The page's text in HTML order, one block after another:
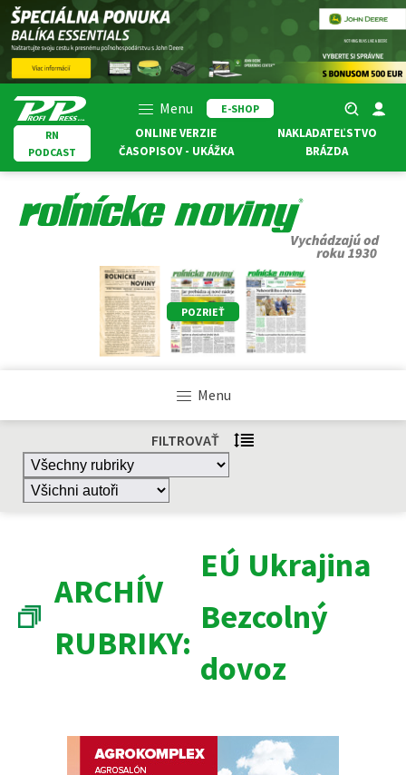
Menu
E-SHOP
RN
PODCAST
ONLINE VERZIE
ČASOPISOV - UKÁŽKA
NAKLADATEĽSTVO
BRÁZDA
POZRIEŤ
Menu
FILTROVAŤ
ARCHÍV
RUBRIKY:
EÚ Ukrajina
Bezcolný
dovoz